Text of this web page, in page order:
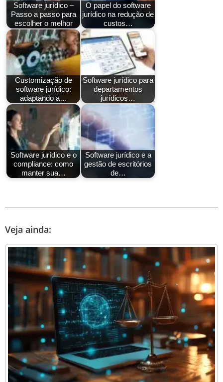
Software jurídico –
Passo a passo para
escolher o melhor
O papel do software
jurídico na redução de
custos…
Customização de
software jurídico:
adaptando a…
Software jurídico para
departamentos
jurídicos…
Software jurídico e o
compliance: como
manter sua…
Software jurídico e a
gestão de escritórios
de…
Veja ainda: